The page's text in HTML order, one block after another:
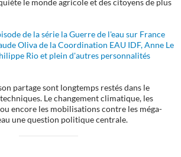
de la série la Guerre de l'eau sur France
Oliva de la Coordination EAU IDF, Anne Le
Rio et plein d'autres personnalités
partage sont longtemps restés dans le
Le changement climatique, les
encore les mobilisations contre les méga-
une question politique centrale.